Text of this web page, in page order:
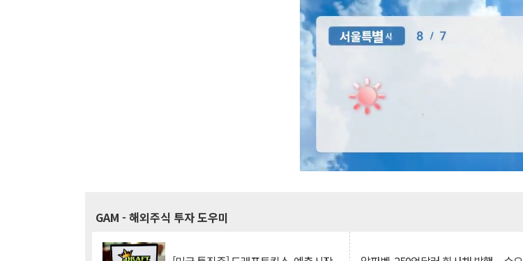
GAM - 해외주식 투자 도우미